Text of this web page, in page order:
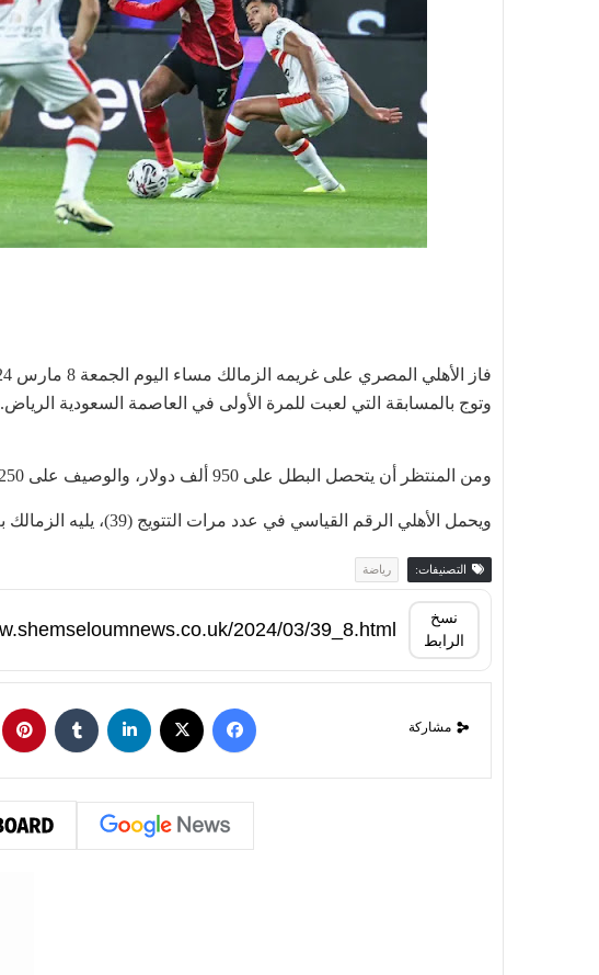
وتوج بالمسابقة التي لعبت للمرة الأولى في العاصمة السعودية الرياض.
ومن المنتظر أن يتحصل البطل على 950 ألف دولار، والوصيف على 250 ألفا والاتحاد على مليوني دولار.
ويحمل الأهلي الرقم القياسي في عدد مرات التتويج (39)، يليه الزمالك بـ28 لقبا آخرها في 202
التصنيفات: رياضة
نسخ
الرابط
مشاركة